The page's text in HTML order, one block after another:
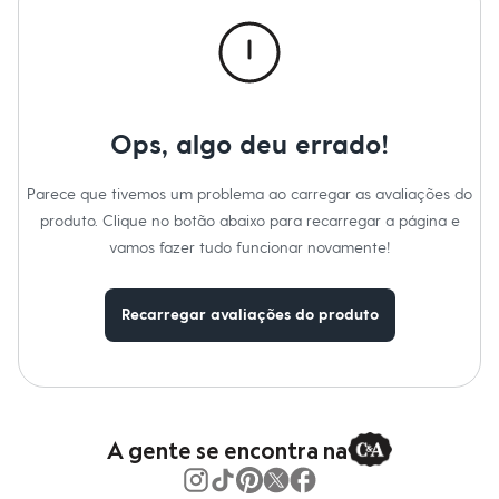
Shorts e Bermudas
Vestidos
Acessórios
Bolsas
Bonés e Chapéus
Botas
Chinelos
Ops, algo deu errado!
Parece que tivemos um problema ao carregar as avaliações do
produto. Clique no botão abaixo para recarregar a página e
vamos fazer tudo funcionar novamente!
Recarregar avaliações do produto
A gente se encontra na